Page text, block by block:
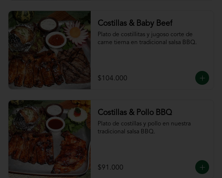
Costillas & Baby Beef
Plato de costillitas y jugoso corte de
carne tierna en tradicional salsa BBQ.
$104.000
Costillas & Pollo BBQ
Plato de costillas y pollo en nuestra
tradicional salsa BBQ.
$91.000